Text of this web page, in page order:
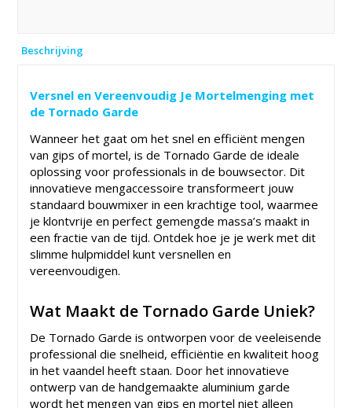
Beschrijving
Versnel en Vereenvoudig Je Mortelmenging met
de Tornado Garde
Wanneer het gaat om het snel en efficiënt mengen
van gips of mortel, is de Tornado Garde de ideale
oplossing voor professionals in de bouwsector. Dit
innovatieve mengaccessoire transformeert jouw
standaard bouwmixer in een krachtige tool, waarmee
je klontvrije en perfect gemengde massa’s maakt in
een fractie van de tijd. Ontdek hoe je je werk met dit
slimme hulpmiddel kunt versnellen en
vereenvoudigen.
Wat Maakt de Tornado Garde Uniek?
De Tornado Garde is ontworpen voor de veeleisende
professional die snelheid, efficiëntie en kwaliteit hoog
in het vaandel heeft staan. Door het innovatieve
ontwerp van de handgemaakte aluminium garde
wordt het mengen van gips en mortel niet alleen